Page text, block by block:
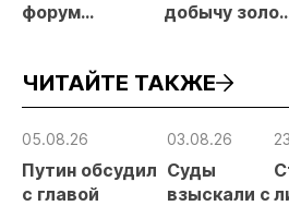
форум
России»
добычу
ЧИТАЙТЕ ТАКЖЕ
05.08.26
Путин обсудил
с главой
03.08.26
Суды
взыскали с